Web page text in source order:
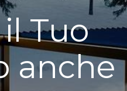
Tuo
anche